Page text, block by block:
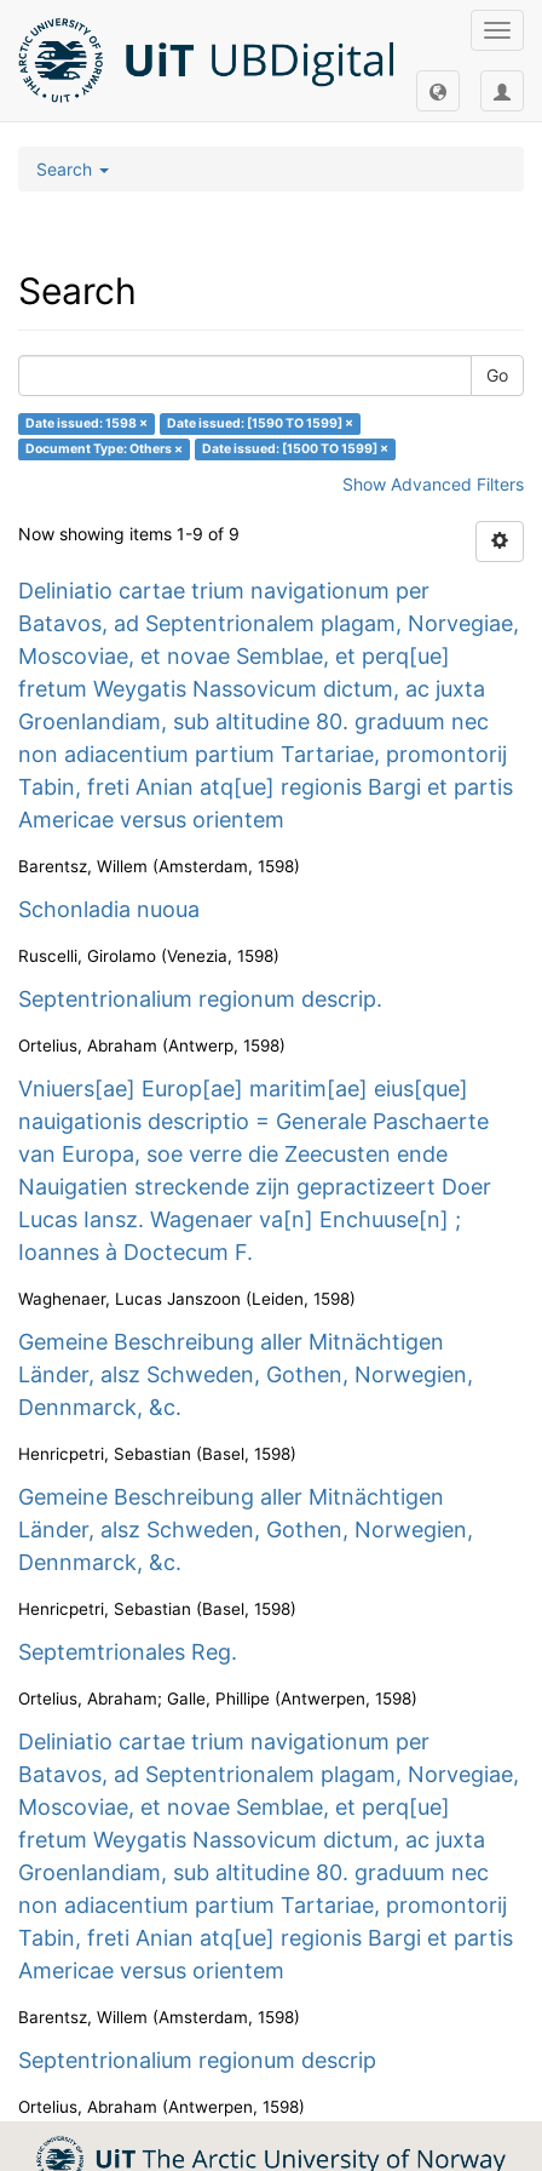
Search
Search
Go
Date issued: 1598 ×
Date issued: [1590 TO 1599] ×
Document Type: Others ×
Date issued: [1500 TO 1599] ×
Show Advanced Filters
Now showing items 1-9 of 9
Deliniatio cartae trium navigationum per
Batavos, ad Septentrionalem plagam, Norvegiae,
Moscoviae, et novae Semblae, et perq[ue]
fretum Weygatis Nassovicum dictum, ac juxta
Groenlandiam, sub altitudine 80. graduum nec
non adiacentium partium Tartariae, promontorij
Tabin, freti Anian atq[ue] regionis Bargi et partis
Americae versus orientem
Barentsz, Willem (Amsterdam, 1598)
Schonladia nuoua
Ruscelli, Girolamo (Venezia, 1598)
Septentrionalium regionum descrip.
Ortelius, Abraham (Antwerp, 1598)
Vniuers[ae] Europ[ae] maritim[ae] eius[que]
nauigationis descriptio = Generale Paschaerte
van Europa, soe verre die Zeecusten ende
Nauigatien streckende zijn gepractizeert Doer
Lucas Iansz. Wagenaer va[n] Enchuuse[n] ;
Ioannes à Doctecum F.
Waghenaer, Lucas Janszoon (Leiden, 1598)
Gemeine Beschreibung aller Mitnächtigen
Länder, alsz Schweden, Gothen, Norwegien,
Dennmarck, &c.
Henricpetri, Sebastian (Basel, 1598)
Gemeine Beschreibung aller Mitnächtigen
Länder, alsz Schweden, Gothen, Norwegien,
Dennmarck, &c.
Henricpetri, Sebastian (Basel, 1598)
Septemtrionales Reg.
Ortelius, Abraham; Galle, Phillipe (Antwerpen, 1598)
Deliniatio cartae trium navigationum per
Batavos, ad Septentrionalem plagam, Norvegiae,
Moscoviae, et novae Semblae, et perq[ue]
fretum Weygatis Nassovicum dictum, ac juxta
Groenlandiam, sub altitudine 80. graduum nec
non adiacentium partium Tartariae, promontorij
Tabin, freti Anian atq[ue] regionis Bargi et partis
Americae versus orientem
Barentsz, Willem (Amsterdam, 1598)
Septentrionalium regionum descrip
Ortelius, Abraham (Antwerpen, 1598)